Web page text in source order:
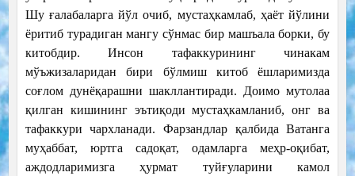
Шу ғалабаларга йўл очиб, мустаҳкамлаб, ҳаёт йўлини
ёритиб турадиган мангу сўнмас бир машъала борки, бу
китобдир. Инсон тафаккурининг чинакам
мўъжизаларидан бири бўлмиш китоб ёшларимизда
соғлом дунёқарашни шакллантиради. Доимо мутолаа
қилган кишининг эътиқоди мустаҳкамланиб, онг ва
тафаккури чархланади. Фарзандлар қалбида Ватанга
муҳаббат, юртга садоқат, одамларга меҳр-оқибат,
аждодларимизга ҳурмат туйғуларини камол